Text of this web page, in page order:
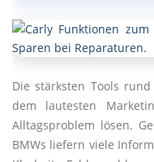
Die stärksten Tools
dem lautesten
Alltagsproblem lösen.
BMWs liefern viele